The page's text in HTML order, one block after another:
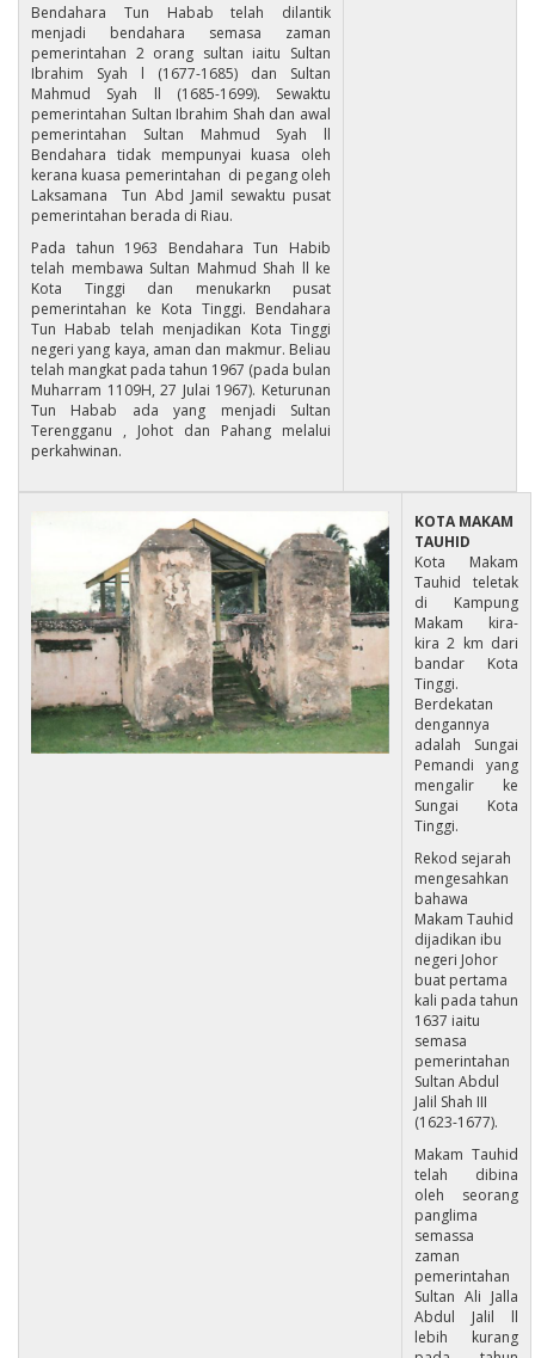
Bendahara Tun Habab telah dilantik
menjadi bendahara semasa zaman
pemerintahan 2 orang sultan iaitu Sultan
Ibrahim Syah l (1677-1685) dan Sultan
Mahmud Syah ll (1685-1699). Sewaktu
pemerintahan Sultan Ibrahim Shah dan awal
pemerintahan Sultan Mahmud Syah ll
Bendahara tidak mempunyai kuasa oleh
kerana kuasa pemerintahan di pegang oleh
Laksamana Tun Abd Jamil sewaktu pusat
pemerintahan berada di Riau.
Pada tahun 1963 Bendahara Tun Habib
telah membawa Sultan Mahmud Shah ll ke
Kota Tinggi dan menukarkn pusat
pemerintahan ke Kota Tinggi. Bendahara
Tun Habab telah menjadikan Kota Tinggi
negeri yang kaya, aman dan makmur. Beliau
telah mangkat pada tahun 1967 (pada bulan
Muharram 1109H, 27 Julai 1967). Keturunan
Tun Habab ada yang menjadi Sultan
Terengganu , Johot dan Pahang melalui
perkahwinan.
KOTA MAKAM
TAUHID
Kota Makam
Tauhid teletak
di Kampung
Makam kira-
kira 2 km dari
bandar Kota
Tinggi.
Berdekatan
dengannya
adalah Sungai
Pemandi yang
mengalir ke
Sungai Kota
Tinggi.
Rekod sejarah
mengesahkan
bahawa
Makam Tauhid
dijadikan ibu
negeri Johor
buat pertama
kali pada tahun
1637 iaitu
semasa
pemerintahan
Sultan Abdul
Jalil Shah III
(1623-1677).
Makam Tauhid
telah dibina
oleh seorang
panglima
semassa
zaman
pemerintahan
Sultan Ali Jalla
Abdul Jalil ll
lebih kurang